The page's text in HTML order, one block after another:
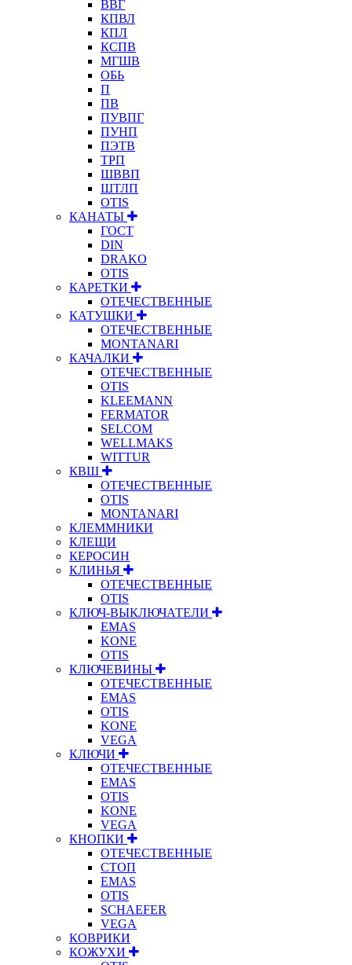
ВВГ
КПВЛ
КПЛ
КСПВ
МГШВ
ОБЬ
П
ПВ
ПУВПГ
ПУНП
ПЭТВ
ТРП
ШВВП
ШТЛП
OTIS
КАНАТЫ
ГОСТ
DIN
DRAKO
OTIS
КАРЕТКИ
ОТЕЧЕСТВЕННЫЕ
КАТУШКИ
ОТЕЧЕСТВЕННЫЕ
MONTANARI
КАЧАЛКИ
ОТЕЧЕСТВЕННЫЕ
OTIS
KLEEMANN
FERMATOR
SELCOM
WELLMAKS
WITTUR
КВШ
ОТЕЧЕСТВЕННЫЕ
OTIS
MONTANARI
КЛЕММНИКИ
КЛЕЩИ
КЕРОСИН
КЛИНЬЯ
ОТЕЧЕСТВЕННЫЕ
OTIS
КЛЮЧ-ВЫКЛЮЧАТЕЛИ
EMAS
KONE
OTIS
КЛЮЧЕВИНЫ
ОТЕЧЕСТВЕННЫЕ
EMAS
OTIS
KONE
VEGA
КЛЮЧИ
ОТЕЧЕСТВЕННЫЕ
EMAS
OTIS
KONE
VEGA
КНОПКИ
ОТЕЧЕСТВЕННЫЕ
СТОП
EMAS
OTIS
SCHAEFER
VEGA
КОВРИКИ
КОЖУХИ